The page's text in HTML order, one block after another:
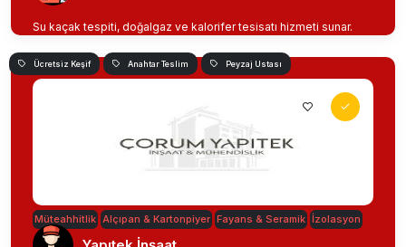
Su kaçak tespiti, doğalgaz ve kalorifer tesisatı hizmeti sunar.
Ücretsiz Keşif Anahtar Teslim Peyzaj Ustası
Müteahhitlik Alçıpan & Kartonpiyer Fayans & Seramik İzolasyon